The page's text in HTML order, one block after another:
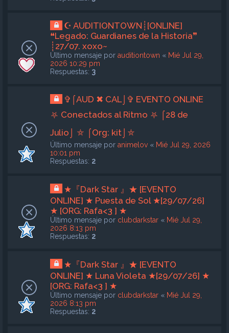
☪ AUDITIONTOWN┊[ONLINE]
❝Legado: Guardianes de la Historia❞
┊27/07. xoxo~
Último mensaje por auditiontown « Mié Jul 29,
2026 10:29 pm
Respuestas: 3
✞⌠AUD ✖ CAL⌡✞ EVENTO ONLINE
⛧ Conectados al Ritmo ⛧ ⌠28 de
Julio⌡ ⛤ ⌠Org: kit⌡⛤
Último mensaje por animelov « Mié Jul 29, 2026
10:01 pm
Respuestas: 2
★『Dark Star 』★ [EVENTO
ONLINE] ★ Puesta de Sol ★[29/07/26]
★ [ORG: Rafa<3 ] ★
Último mensaje por clubdarkstar « Mié Jul 29,
2026 8:13 pm
Respuestas: 2
★『Dark Star 』★ [EVENTO
ONLINE] ★ Luna Violeta ★[29/07/26] ★
[ORG: Rafa<3 ] ★
Último mensaje por clubdarkstar « Mié Jul 29,
2026 8:13 pm
Respuestas: 2